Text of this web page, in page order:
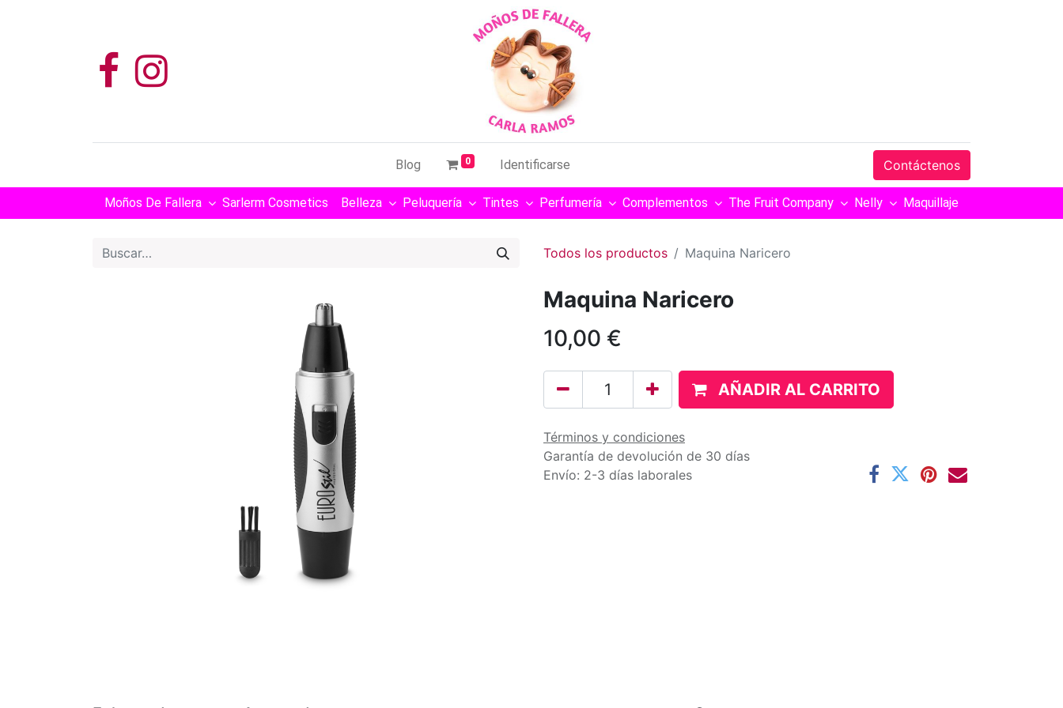
Blog 0 Identificarse Contáctenos
Moños De Fallera Sarlerm Cosmetics Belleza Peluquería Tintes Perfumería Complementos The Fruit Company Nelly Maquillaje
Todos los productos Maquina Naricero
Maquina Naricero
10,00 €
AÑADIR AL CARRITO
Términos y condiciones
Garantía de devolución de 30 días
Envío: 2-3 días laborales